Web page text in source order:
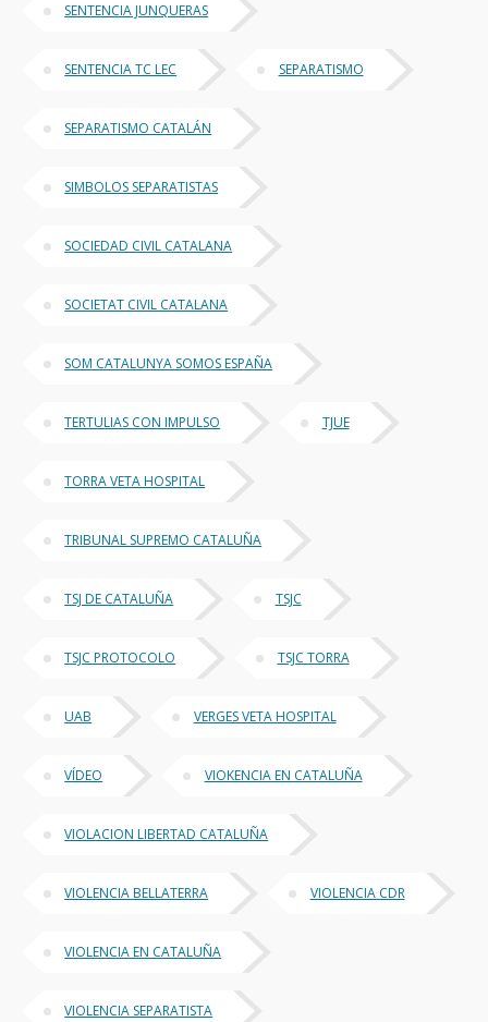
SENTENCIA JUNQUERAS
SENTENCIA TC LEC SEPARATISMO
SEPARATISMO CATALÁN
SIMBOLOS SEPARATISTAS
SOCIEDAD CIVIL CATALANA
SOCIETAT CIVIL CATALANA
SOM CATALUNYA SOMOS ESPAÑA
TERTULIAS CON IMPULSO TJUE
TORRA VETA HOSPITAL
TRIBUNAL SUPREMO CATALUÑA
TSJ DE CATALUÑA TSJC
TSJC PROTOCOLO TSJC TORRA
UAB VERGES VETA HOSPITAL
VÍDEO VIOKENCIA EN CATALUÑA
VIOLACION LIBERTAD CATALUÑA
VIOLENCIA BELLATERRA VIOLENCIA CDR
VIOLENCIA EN CATALUÑA
VIOLENCIA SEPARATISTA